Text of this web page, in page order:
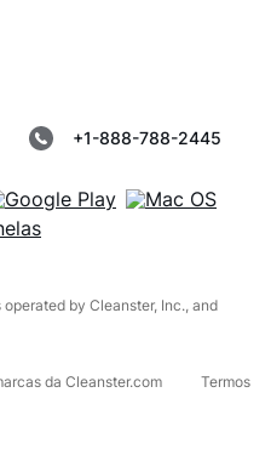
+1-888-788-2445
by Cleanster, Inc., and
da Cleanster.com Termos